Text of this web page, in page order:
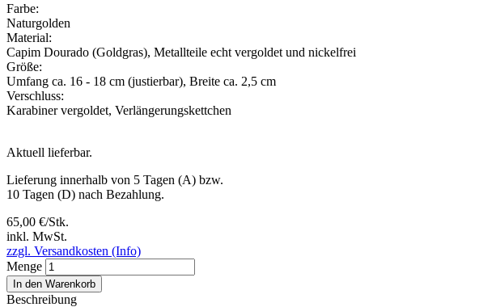
Farbe:
Naturgolden
Material:
Capim Dourado (Goldgras), Metallteile echt vergoldet und nickelfrei
Größe:
Umfang ca. 16 - 18 cm (justierbar), Breite ca. 2,5 cm
Verschluss:
Karabiner vergoldet, Verlängerungskettchen
Aktuell lieferbar.
Lieferung innerhalb von 5 Tagen (A) bzw.
10 Tagen (D) nach Bezahlung.
65,00 €/Stk.
inkl. MwSt.
zzgl. Versandkosten (Info)
Menge
In den Warenkorb
Beschreibung